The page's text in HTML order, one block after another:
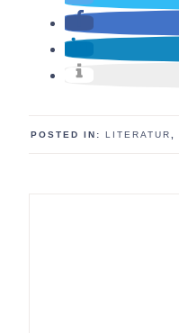
POSTED IN: LITERATUR